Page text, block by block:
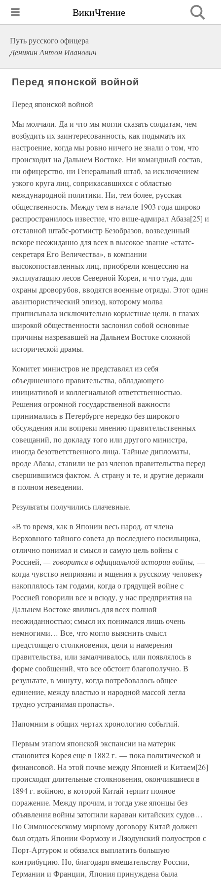
ВикиЧтение
Путь русского офицера
Деникин Антон Иванович
Перед японской войной
Перед японской войной
Мы молчали. Да и что мы могли сказать солдатам, чем
возбудить их заинтересованность, как подымать их
настроение, когда мы ровно ничего не знали о том, что
происходит на Дальнем Востоке. Ни командный состав,
ни офицерство, ни Генеральный штаб, за исключением
узкого круга лиц, соприкасавшихся с областью
международной политики. Ни, тем более, русская
общественность. Между тем в начале 1903 года широко
распространилось известие, что вице-адмирал Абаза[25] и
отставной штабс-ротмистр Безобразов, возведенный
вскоре неожиданно для всех в высокое звание «статс-
секретаря Его Величества», в компании
высокопоставленных лиц, приобрели концессию на
эксплуатацию лесов Северной Кореи, и что туда, для
охраны дроворубов, вводятся военные отряды. Этот один
авантюристический эпизод, которому молва
приписывала исключительно корыстные цели, в глазах
широкой общественности заслонил собой основные
причины назревавшей на Дальнем Востоке сложной
исторической драмы.
Комитет министров не представлял из себя
объединенного правительства, обладающего
инициативой и коллегиальной ответственностью.
Решения огромной государственной важности
принимались в Петербурге нередко без широкого
обсуждения или вопреки мнению правительственных
совещаний, по докладу того или другого министра,
иногда безответственного лица. Тайные дипломаты,
вроде Абазы, ставили не раз членов правительства перед
свершившимся фактом. А страну и те, и другие держали
в полном неведении.
Результаты получились плачевные.
«В то время, как в Японии весь народ, от члена
Верховного тайного совета до последнего носильщика,
отлично понимал и смысл и самую цель войны с
Россией, — говорится в официальной истории войны, —
когда чувство неприязни и мщения к русскому человеку
накоплялось там годами, когда о грядущей войне с
Россией говорили все и всюду, у нас предприятия на
Дальнем Востоке явились для всех полной
неожиданностью; смысл их понимался лишь очень
немногими… Все, что могло выяснить смысл
предстоящего столкновения, цели и намерения
правительства, или замалчивалось, или появлялось в
форме сообщений, что все обстоит благополучно. В
результате, в минуту, когда потребовалось общее
единение, между властью и народной массой легла
трудно устранимая пропасть».
Напомним в общих чертах хронологию событий.
Первым этапом японской экспансии на материк
становится Корея еще в 1882 г. — пока политической и
финансовой. На этой почве между Японией и Китаем[26]
происходят длительные столкновения, окончившиеся в
1894 г. войною, в которой Китай терпит полное
поражение. Между прочим, и тогда уже японцы без
объявления войны затопили караван китайских судов…
По Симоносекскому мирному договору Китай должен
был отдать Японии Формозу и Ляодунский полуостров с
Порт-Артуром и обязался выплатить большую
контрибуцию. Но, благодаря вмешательству России,
Германии и Франции, Япония принуждена была